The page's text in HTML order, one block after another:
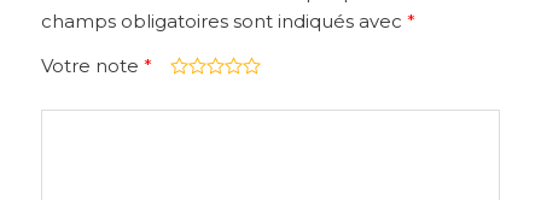
champs obligatoires sont indiqués avec *
Votre note *